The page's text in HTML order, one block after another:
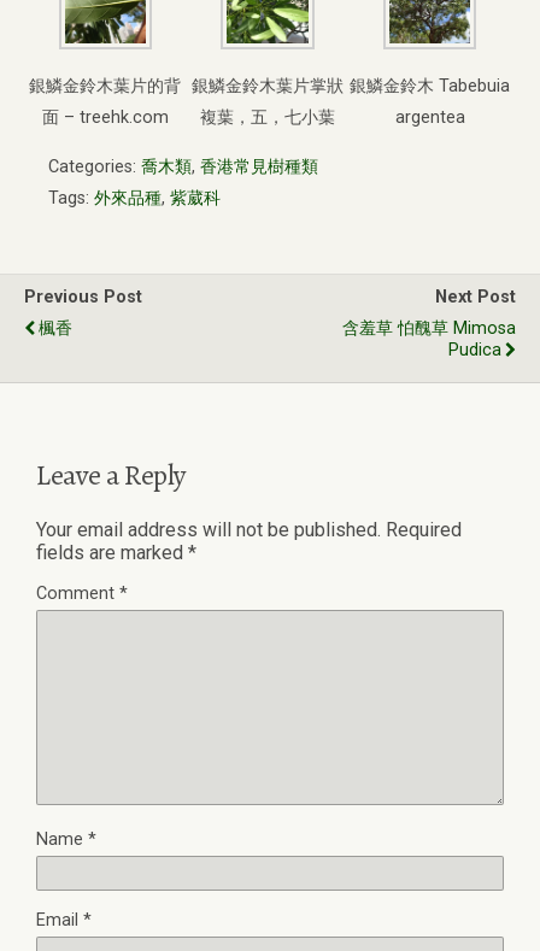
銀鱗金鈴木葉片的背
面 – treehk.com
銀鱗金鈴木葉片掌狀
複葉，五，七小葉
銀鱗金鈴木 Tabebuia
argentea
Categories: 喬木類, 香港常見樹種類
Tags: 外來品種, 紫葳科
Previous Post
楓香
Next Post
含羞草 怕醜草 Mimosa
Pudica
Leave a Reply
Your email address will not be published. Required
fields are marked *
Comment *
Name *
Email *